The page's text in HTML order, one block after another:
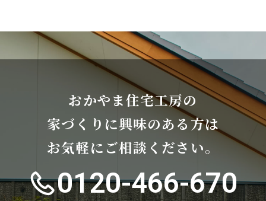
おかやま住宅工房の
家づくりに興味のある方は
お気軽にご相談ください。
0120-466-670